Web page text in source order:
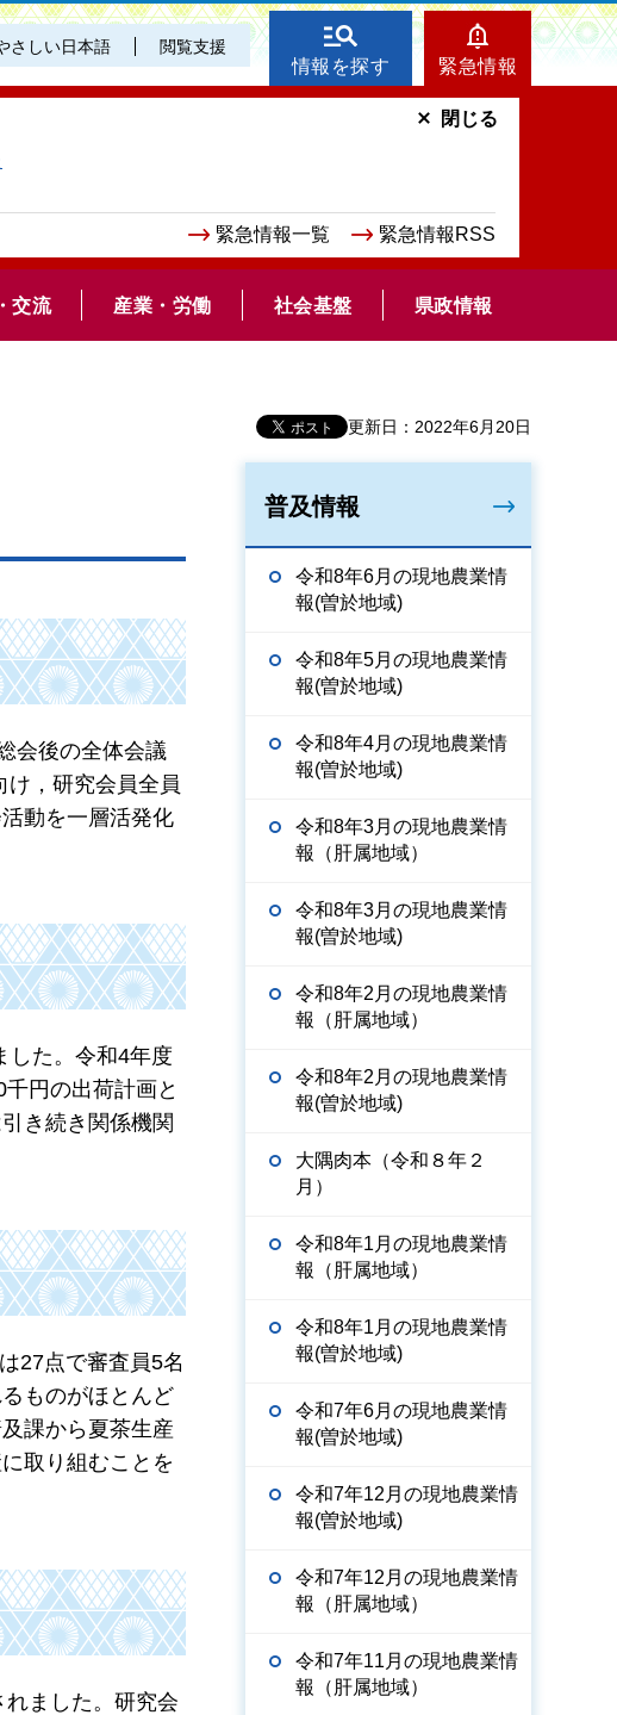
さしい日本語 閲覧支援
情報を探す 緊急情報
緊急情報一覧 緊急情報RSS
閉じる
交流 産業・労働 社会基盤 県政情報
更新日：2022年6月20日
会後の全体会議
，研究会員全員
動を一層活発化
した。令和4年度
円の出荷計画と
き続き関係機関
27点で審査員5名
ものがほとんど
課から夏茶生産
取り組むことを
ました。研究会
普及情報
令和8年6月の現地農業情
報(曽於地域)
令和8年5月の現地農業情
報(曽於地域)
令和8年4月の現地農業情
報(曽於地域)
令和8年3月の現地農業情
報（肝属地域）
令和8年3月の現地農業情
報(曽於地域)
令和8年2月の現地農業情
報（肝属地域）
令和8年2月の現地農業情
報(曽於地域)
大隅肉本（令和８年２
月）
令和8年1月の現地農業情
報（肝属地域）
令和8年1月の現地農業情
報(曽於地域)
令和7年6月の現地農業情
報(曽於地域)
令和7年12月の現地農業情
報(曽於地域)
令和7年12月の現地農業情
報（肝属地域）
令和7年11月の現地農業情
報（肝属地域）